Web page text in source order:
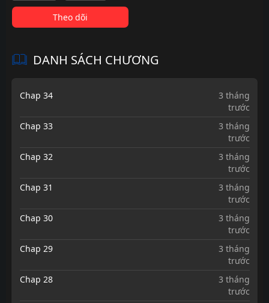
Theo dõi
DANH SÁCH CHƯƠNG
Chap 34
3 tháng
trước
Chap 33
3 tháng
trước
Chap 32
3 tháng
trước
Chap 31
3 tháng
trước
Chap 30
3 tháng
trước
Chap 29
3 tháng
trước
Chap 28
3 tháng
trước